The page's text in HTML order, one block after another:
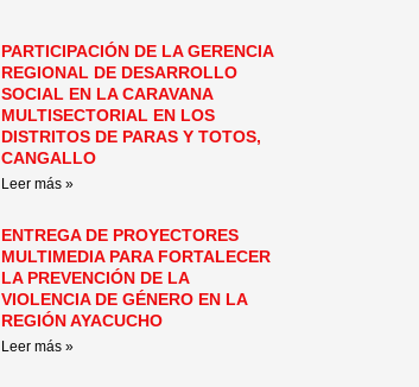
PARTICIPACIÓN DE LA GERENCIA
REGIONAL DE DESARROLLO
SOCIAL EN LA CARAVANA
MULTISECTORIAL EN LOS
DISTRITOS DE PARAS Y TOTOS,
CANGALLO
Leer más »
ENTREGA DE PROYECTORES
MULTIMEDIA PARA FORTALECER
LA PREVENCIÓN DE LA
VIOLENCIA DE GÉNERO EN LA
REGIÓN AYACUCHO
Leer más »